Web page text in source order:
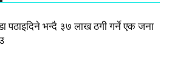
पठाइदिने भन्दै ३७ लाख ठगी गर्ने एक जना